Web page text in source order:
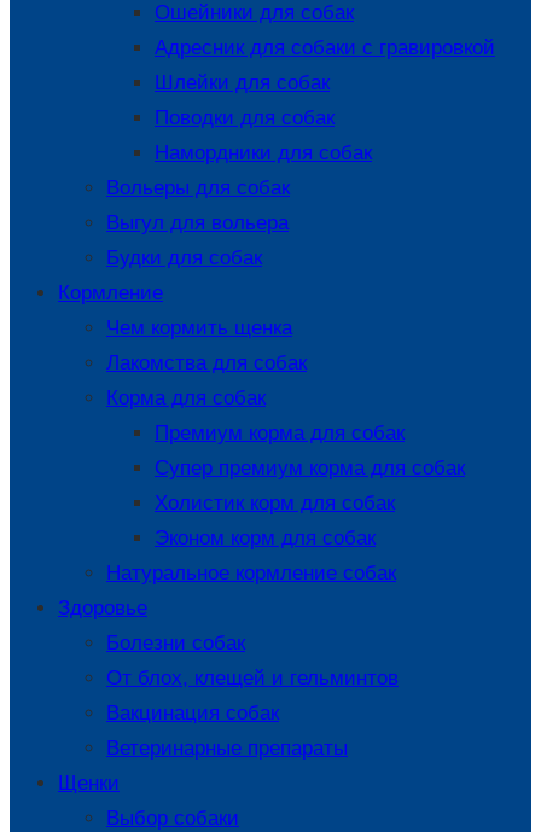
Ошейники для собак
Адресник для собаки с гравировкой
Шлейки для собак
Поводки для собак
Намордники для собак
Вольеры для собак
Выгул для вольера
Будки для собак
Кормление
Чем кормить щенка
Лакомства для собак
Корма для собак
Премиум корма для собак
Супер премиум корма для собак
Холистик корм для собак
Эконом корм для собак
Натуральное кормление собак
Здоровье
Болезни собак
От блох, клещей и гельминтов
Вакцинация собак
Ветеринарные препараты
Щенки
Выбор собаки